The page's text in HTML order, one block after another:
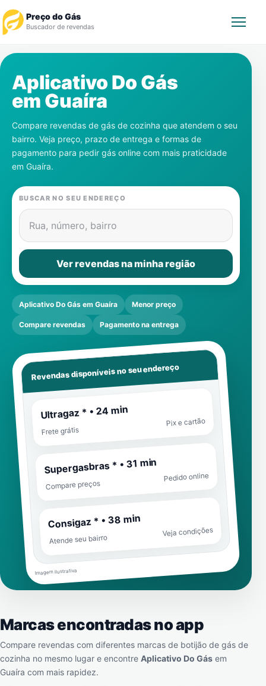
Preço do Gás
Buscador de revendas
Revendedor
Notícias
Cadastre-se
Gás
Contatos
Aplicativo Do Gás
em Guaíra
Compare revendas de gás de cozinha que atendem o seu
bairro. Veja preço, prazo de entrega e formas de
pagamento para pedir gás online com mais praticidade
em Guaíra.
BUSCAR NO SEU ENDEREÇO
Rua, número, bairro
Ver revendas na minha região
Aplicativo Do Gás em Guaíra Menor preço
Compare revendas Pagamento na entrega
Revendas disponíveis no seu endereço
Ultragaz * • 24 min
Frete grátis
Pix e cartão
Supergasbras * • 31 min
Compare preços
Pedido online
Consigaz * • 38 min
Atende seu bairro
Veja condições
Imagem ilustrativa
Marcas encontradas no app
Compare revendas com diferentes marcas de botijão de gás de
cozinha no mesmo lugar e encontre Aplicativo Do Gás em
Guaíra com mais rapidez.